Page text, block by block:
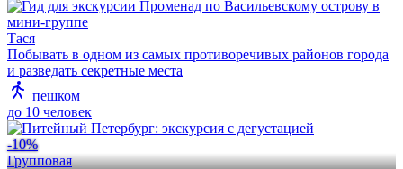
Тася
Побывать в одном из самых противоречивых районов города
и разведать секретные места
пешком
до 10 человек
-10%
Групповая